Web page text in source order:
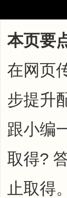
本页要
在网页
步提升
跟小编
取得?
止取得